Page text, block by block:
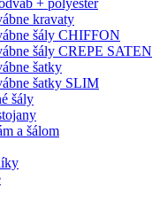
+ polyester
kravaty
šály CHIFFON
šály CREPE SATEN
šatky
šatky SLIM
šály
a šálom